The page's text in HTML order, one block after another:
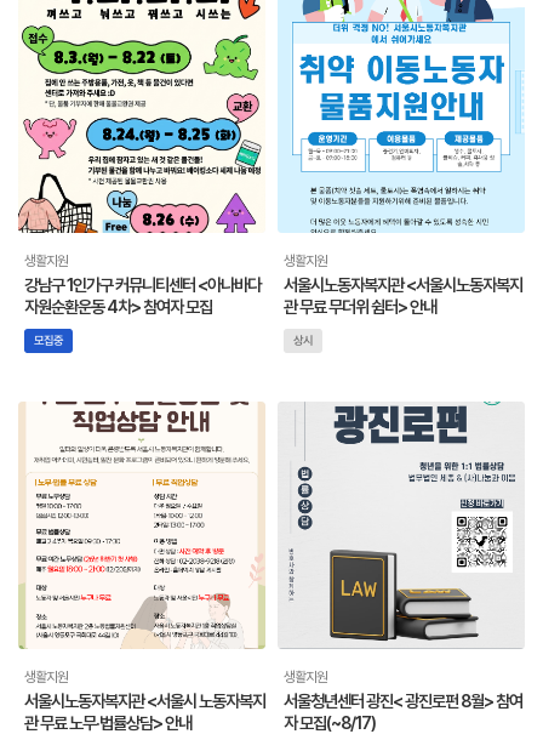
생활지원
강남구 1인가구 커뮤니티센터 <아나바다
자원순환운동 4차> 참여자 모집
모집중
생활지원
서울시노동자복지관 <서울시노동자복지
관 무료 무더위 쉼터> 안내
상시
생활지원
서울시노동자복지관 <서울시 노동자복지
관 무료 노무·법률상담> 안내
생활지원
서울청년센터 광진< 광진로펀 8월> 참여
자 모집(~8/17)